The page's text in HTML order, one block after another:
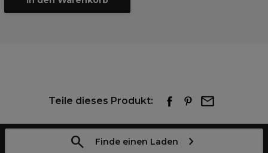
Teile dieses Produkt:
Finde einen Laden